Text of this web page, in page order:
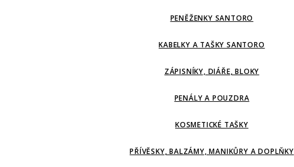
PENĚŽENKY SANTORO
KABELKY A TAŠKY SANTORO
ZÁPISNÍKY, DIÁŘE, BLOKY
PENÁLY A POUZDRA
KOSMETICKÉ TAŠKY
PŘÍVĚSKY, BALZÁMY, MANIKŮRY A DOPLŇKY